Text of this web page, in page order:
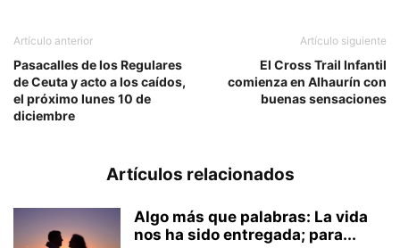
Artículo anterior
Pasacalles de los Regulares
de Ceuta y acto a los caídos,
el próximo lunes 10 de
diciembre
Artículo siguiente
El Cross Trail Infantil
comienza en Alhaurín con
buenas sensaciones
Artículos relacionados
Algo más que palabras: La vida
nos ha sido entregada; para...